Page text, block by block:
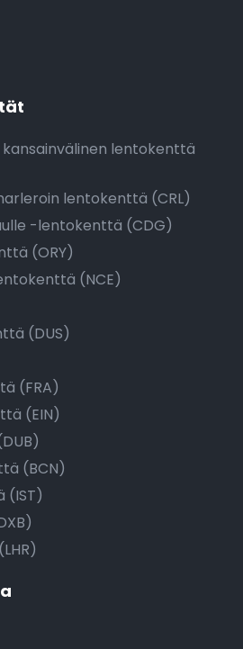
lentokenttä
lentokenttä (CRL)
-lentokenttä (CDG)
(ORY)
(NCE)
(DUS)
(FRA)
(EIN)
(BCN)
(IST)